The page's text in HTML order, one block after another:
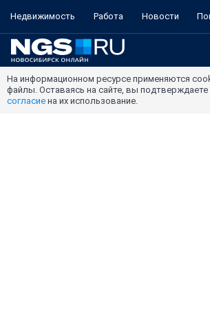
Недвижимость Работа Новости
На информационном ресурсе применяются
файлы. Оставаясь на сайте, вы подтверждаете
согласие на их использование.